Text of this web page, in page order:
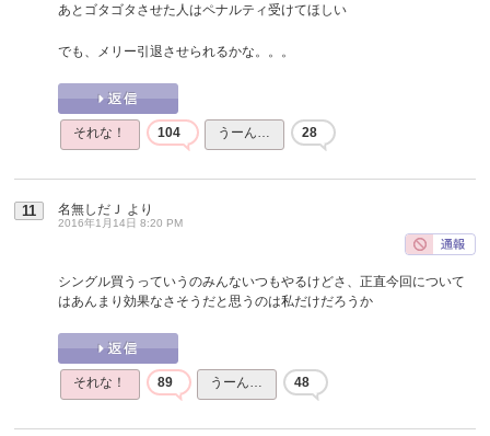
あとゴタゴタさせた人はペナルティ受けてほしい
でも、メリー引退させられるかな。。。
それな！ 104 うーん… 28
11 名無しだＪ より
2016年1月14日 8:20 PM
シングル買うっていうのみんないつもやるけどさ、正直今回について
はあんまり効果なさそうだと思うのは私だけだろうか
それな！ 89 うーん… 48